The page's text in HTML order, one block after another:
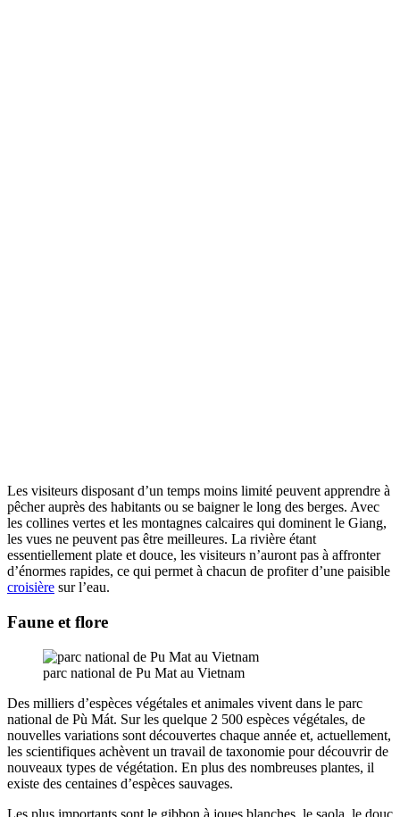
Les visiteurs disposant d’un temps moins limité peuvent apprendre à
pêcher auprès des habitants ou se baigner le long des berges. Avec
les collines vertes et les montagnes calcaires qui dominent le Giang,
les vues ne peuvent pas être meilleures. La rivière étant
essentiellement plate et douce, les visiteurs n’auront pas à affronter
d’énormes rapides, ce qui permet à chacun de profiter d’une paisible
croisière sur l’eau.
Faune et flore
parc national de Pu Mat au Vietnam
Des milliers d’espèces végétales et animales vivent dans le parc
national de Pù Mát. Sur les quelque 2 500 espèces végétales, de
nouvelles variations sont découvertes chaque année et, actuellement,
les scientifiques achèvent un travail de taxonomie pour découvrir de
nouveaux types de végétation. En plus des nombreuses plantes, il
existe des centaines d’espèces sauvages.
Les plus importants sont le gibbon à joues blanches, le saola, le douc